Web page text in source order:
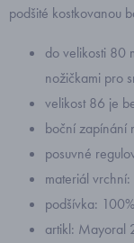
podšité kostkovanou
do velikosti 80
nožičkami pro
velikost 86 je
boční zapínání
posuvné
materiál
podšívka:
artikl: Mayoral